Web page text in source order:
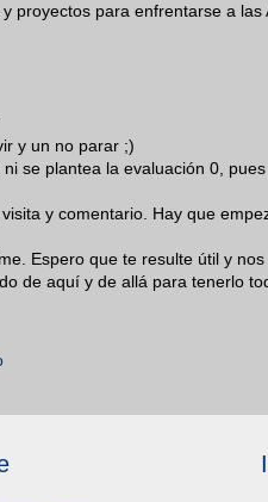
proyectos para enfrentarse a las
y un no parar ;)
se plantea la evaluación 0,
y comentario. Hay que
Espero que te resulte útil y
de aquí y de allá para tenerlo